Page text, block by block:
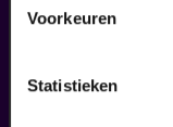
Voorkeuren
Statistieken